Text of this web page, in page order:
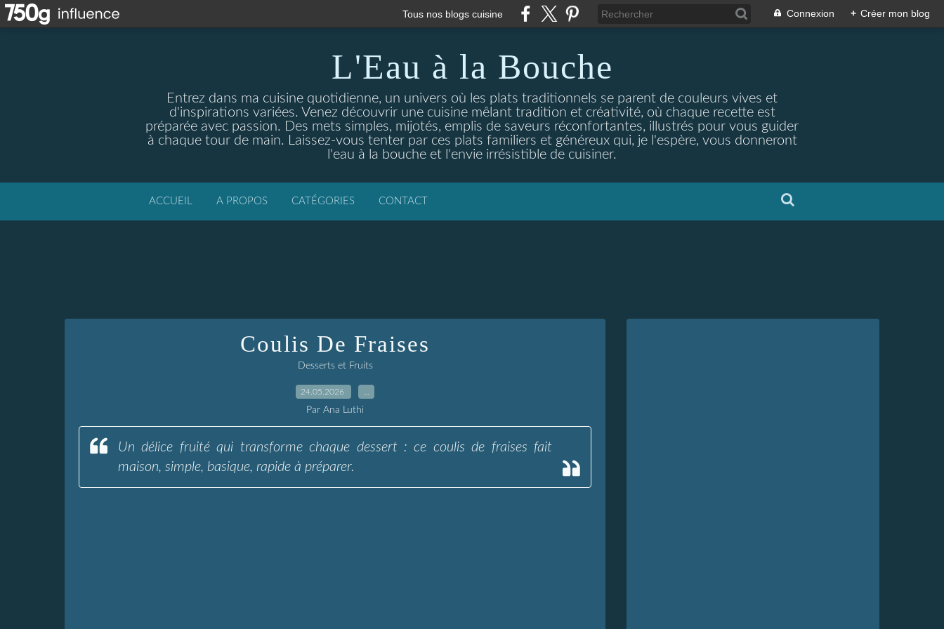
Tous nos blogs cuisine Connexion + Créer mon blog
L'Eau à la Bouche
Entrez dans ma cuisine quotidienne, un univers où les plats traditionnels se parent de couleurs vives et
d'inspirations variées. Venez découvrir une cuisine mêlant tradition et créativité, où chaque recette est
préparée avec passion. Des mets simples, mijotés, emplis de saveurs réconfortantes, illustrés pour vous guider
à chaque tour de main. Laissez-vous tenter par ces plats familiers et généreux qui, je l'espère, vous donneront
l'eau à la bouche et l'envie irrésistible de cuisiner.
ACCUEIL A PROPOS CATÉGORIES CONTACT
Coulis De Fraises
Desserts et Fruits
24.05.2026
Par Ana Luthi
Un délice fruité qui transforme chaque dessert : ce coulis de fraises fait
maison, simple, basique, rapide à préparer.